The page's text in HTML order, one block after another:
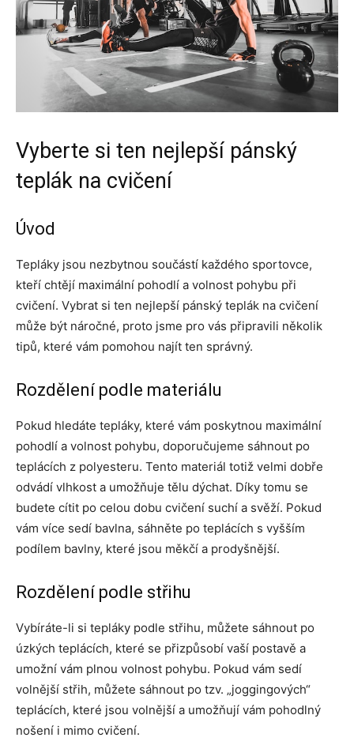
Vyberte si ten nejlepší pánský
teplák na cvičení
Úvod
Tepláky jsou nezbytnou součástí každého sportovce,
kteří chtějí maximální pohodlí a volnost pohybu při
cvičení. Vybrat si ten nejlepší pánský teplák na cvičení
může být náročné, proto jsme pro vás připravili několik
tipů, které vám pomohou najít ten správný.
Rozdělení podle materiálu
Pokud hledáte tepláky, které vám poskytnou maximální
pohodlí a volnost pohybu, doporučujeme sáhnout po
teplácích z polyesteru. Tento materiál totiž velmi dobře
odvádí vlhkost a umožňuje tělu dýchat. Díky tomu se
budete cítit po celou dobu cvičení suchí a svěží. Pokud
vám více sedí bavlna, sáhněte po teplácích s vyšším
podílem bavlny, které jsou měkčí a prodyšnější.
Rozdělení podle střihu
Vybíráte-li si tepláky podle střihu, můžete sáhnout po
úzkých teplácích, které se přizpůsobí vaší postavě a
umožní vám plnou volnost pohybu. Pokud vám sedí
volnější střih, můžete sáhnout po tzv. „joggingových“
teplácích, které jsou volnější a umožňují vám pohodlný
nošení i mimo cvičení.